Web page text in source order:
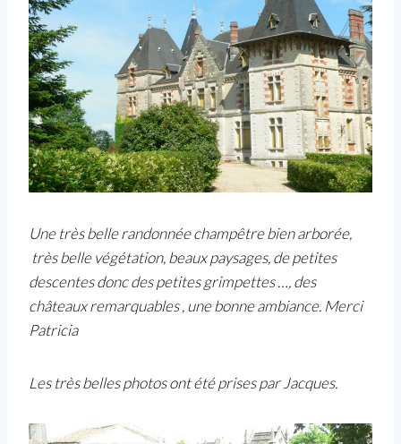
Une très belle randonnée champêtre bien arborée,
très belle végétation, beaux paysages, de petites
descentes donc des petites grimpettes …, des
châteaux remarquables , une bonne ambiance. Merci
Patricia
Les très belles photos ont été prises par Jacques.